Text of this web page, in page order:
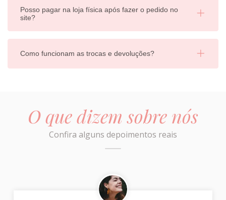
Posso pagar na loja física após fazer o pedido no
site?
Como funcionam as trocas e devoluções?
O que dizem sobre nós
Confira alguns depoimentos reais